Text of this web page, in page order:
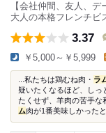
【会社仲間、友人、
大人の本格フレンチビ
3.37
￥5,000～￥5,999
...私たちは鶏むね肉・ ラ
疑いたくなるほど、しっ
たくせず、羊肉の苦手な
ム肉が1番美味しかったと